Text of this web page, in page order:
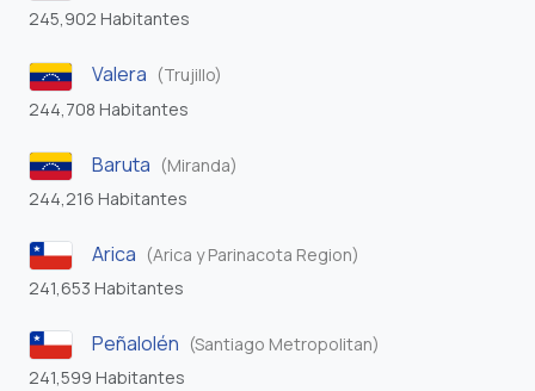
245,902 Habitantes
Valera (Trujillo)
244,708 Habitantes
Baruta (Miranda)
244,216 Habitantes
Arica (Arica y Parinacota Region)
241,653 Habitantes
Peñalolén (Santiago Metropolitan)
241,599 Habitantes